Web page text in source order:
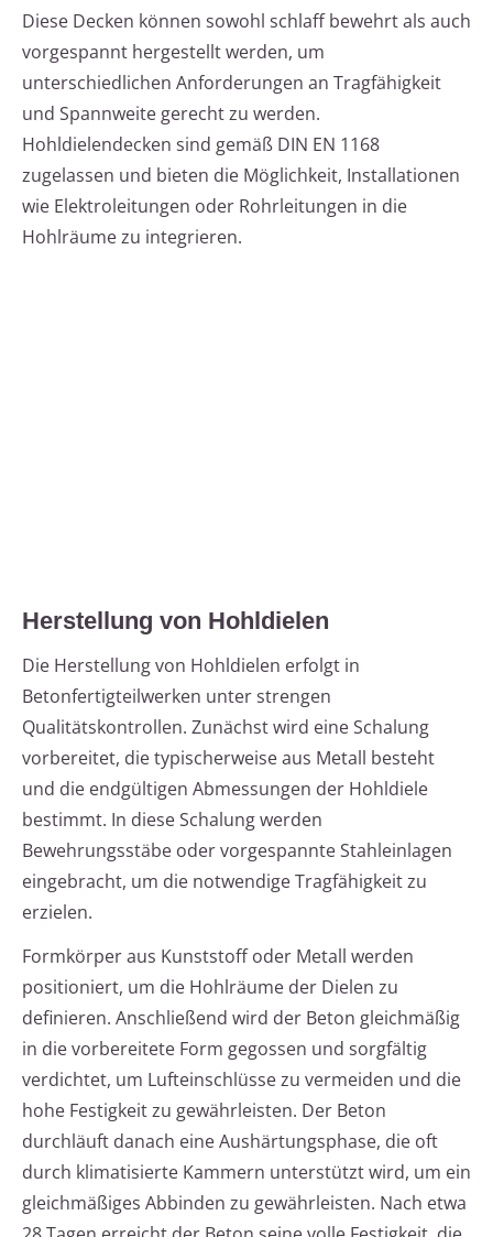
Diese Decken können sowohl schlaff bewehrt als auch
vorgespannt hergestellt werden, um
unterschiedlichen Anforderungen an Tragfähigkeit
und Spannweite gerecht zu werden.
Hohldielendecken sind gemäß DIN EN 1168
zugelassen und bieten die Möglichkeit, Installationen
wie Elektroleitungen oder Rohrleitungen in die
Hohlräume zu integrieren.
Herstellung von Hohldielen
Die Herstellung von Hohldielen erfolgt in
Betonfertigteilwerken unter strengen
Qualitätskontrollen. Zunächst wird eine Schalung
vorbereitet, die typischerweise aus Metall besteht
und die endgültigen Abmessungen der Hohldiele
bestimmt. In diese Schalung werden
Bewehrungsstäbe oder vorgespannte Stahleinlagen
eingebracht, um die notwendige Tragfähigkeit zu
erzielen.
Formkörper aus Kunststoff oder Metall werden
positioniert, um die Hohlräume der Dielen zu
definieren. Anschließend wird der Beton gleichmäßig
in die vorbereitete Form gegossen und sorgfältig
verdichtet, um Lufteinschlüsse zu vermeiden und die
hohe Festigkeit zu gewährleisten. Der Beton
durchläuft danach eine Aushärtungsphase, die oft
durch klimatisierte Kammern unterstützt wird, um ein
gleichmäßiges Abbinden zu gewährleisten. Nach etwa